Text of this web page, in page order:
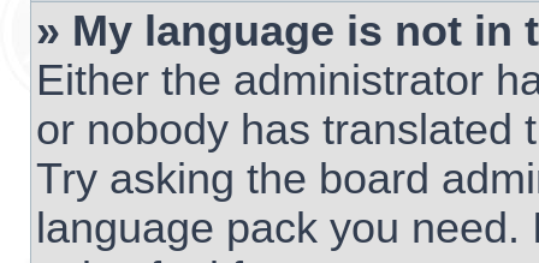
» My language is not in
Either the administrator
or nobody has translated
Try asking the board
language pack you